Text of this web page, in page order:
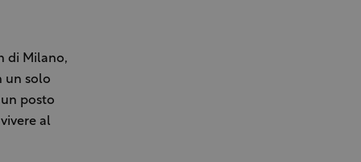
di Milano,
un solo
posto
al